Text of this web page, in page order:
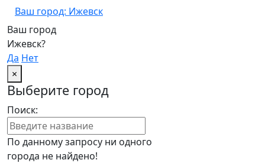
Ваш город: Ижевск
Ваш город
Ижевск?
Да Нет
×
Выберите город
Поиск:
По данному запросу ни одного
города не найдено!